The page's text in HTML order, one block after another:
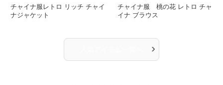
チャイナ服レトロ リッチ チャイ
ナジャケット
チャイナ服 桃の花 レトロ チャ
イナ ブラウス
›